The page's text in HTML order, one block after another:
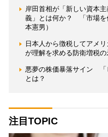
岸田首相が「新しい資本
義」とは何か？ 「市場を
本憲男）
日本人から徴税してアメ
が理解を求める防衛増税の
悪夢の株価暴落サイン 「
とは？
注目TOPIC